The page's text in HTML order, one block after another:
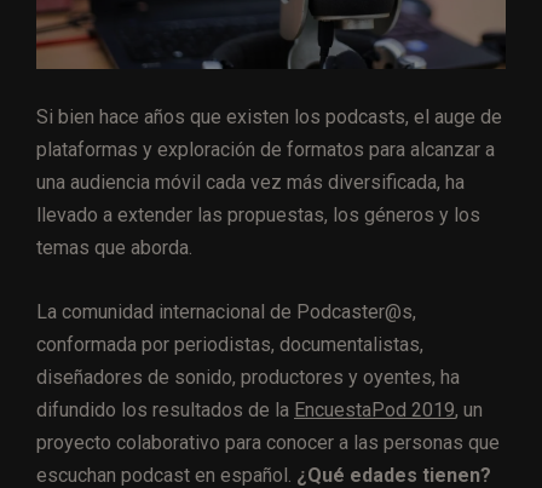
Si bien hace años que existen los podcasts, el auge de
plataformas y exploración de formatos para alcanzar a
una audiencia móvil cada vez más diversificada, ha
llevado a extender las propuestas, los géneros y los
temas que aborda.
La comunidad internacional de Podcaster@s,
conformada por periodistas, documentalistas,
diseñadores de sonido, productores y oyentes, ha
difundido los resultados de la EncuestaPod 2019, un
proyecto colaborativo para conocer a las personas que
escuchan podcast en español. ¿Qué edades tienen?